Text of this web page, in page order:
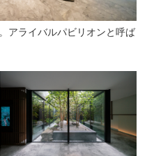
アライバルパビリオンと呼ば